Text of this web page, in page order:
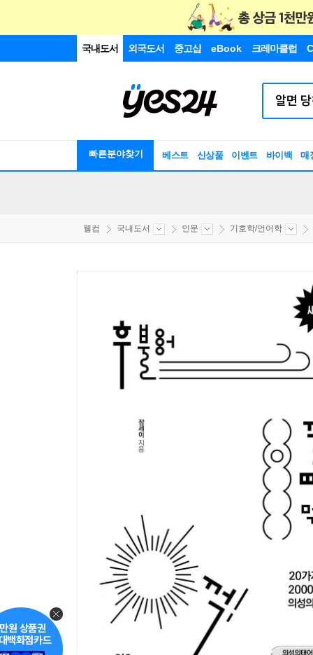
국내도서 외국도서 중고샵 eBook 크레마클럽
빠른분야찾기 베스트 신상품 이벤트 바이백 매
웰컴 국내도서 인문 기호학/언어학